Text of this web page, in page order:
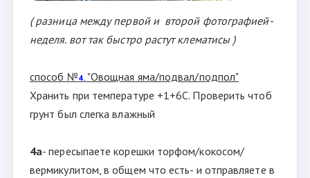
( разница между первой и второй фотографией-
неделя. вот так быстро растут клематисы )
способ №4. "Овощная яма/подвал/подпол"
Хранить при температуре +1+6С. Проверить чтоб
грунт был слегка влажный
4а- пересыпаете корешки торфом/кокосом/
вермикулитом, в общем что есть- и отправляете в